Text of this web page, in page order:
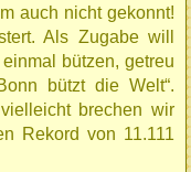
auch nicht gekonnt!
Als Zugabe will
bützen, getreu
bützt die Welt“.
brechen wir
Rekord von 11.111